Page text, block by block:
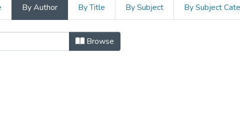
By Author By Title By Subject By Subject
Gerencia de Servicios de
Browse